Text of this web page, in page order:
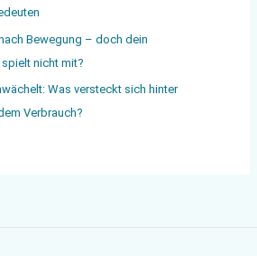
Bewegung – doch dein
nicht mit?
Was versteckt sich hinter
Verbrauch?